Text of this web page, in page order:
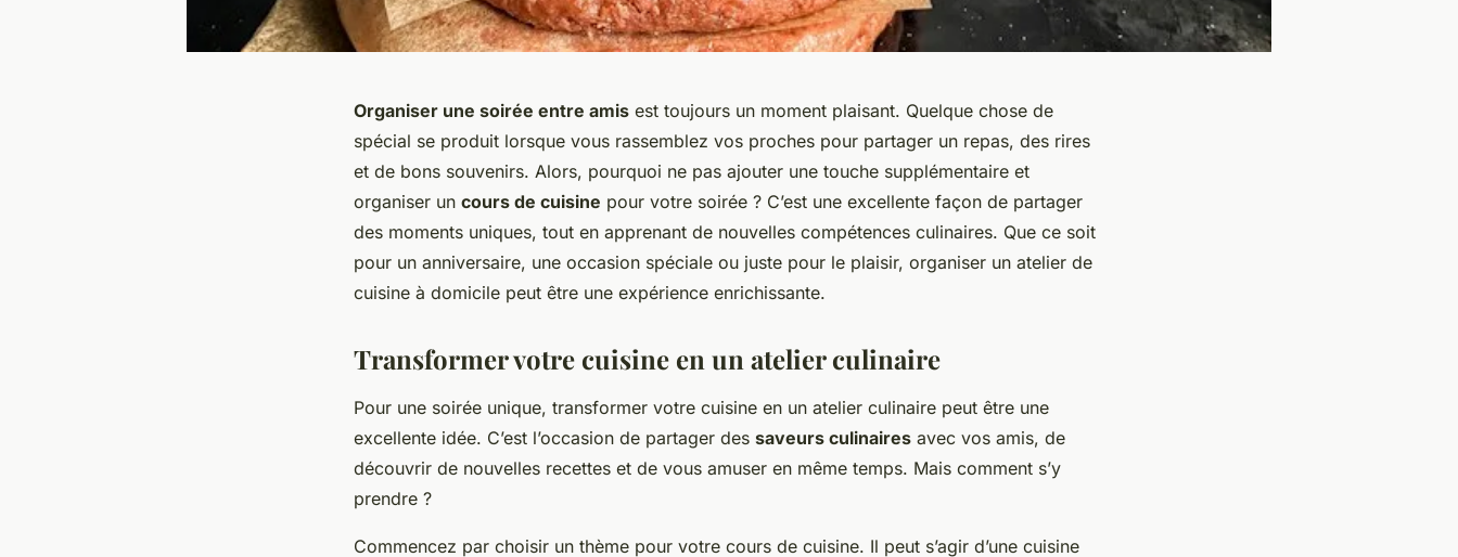
Organiser une soirée entre amis est toujours un moment plaisant. Quelque chose de
spécial se produit lorsque vous rassemblez vos proches pour partager un repas, des rires
et de bons souvenirs. Alors, pourquoi ne pas ajouter une touche supplémentaire et
organiser un cours de cuisine pour votre soirée ? C’est une excellente façon de partager
des moments uniques, tout en apprenant de nouvelles compétences culinaires. Que ce soit
pour un anniversaire, une occasion spéciale ou juste pour le plaisir, organiser un atelier de
cuisine à domicile peut être une expérience enrichissante.
Transformer votre cuisine en un atelier culinaire
Pour une soirée unique, transformer votre cuisine en un atelier culinaire peut être une
excellente idée. C’est l’occasion de partager des saveurs culinaires avec vos amis, de
découvrir de nouvelles recettes et de vous amuser en même temps. Mais comment s’y
prendre ?
Commencez par choisir un thème pour votre cours de cuisine. Il peut s’agir d’une cuisine